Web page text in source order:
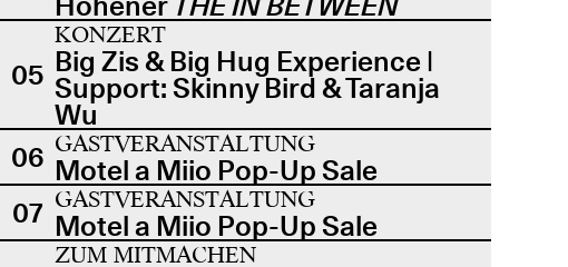
05
KONZERT
Big Zis & Big Hug Experience |
Support: Skinny Bird & Taranja
Wu
06 GASTVERANSTALTUNG
Motel a Miio Pop-Up Sale
07 GASTVERANSTALTUNG
Motel a Miio Pop-Up Sale
ZUM MITMACHEN